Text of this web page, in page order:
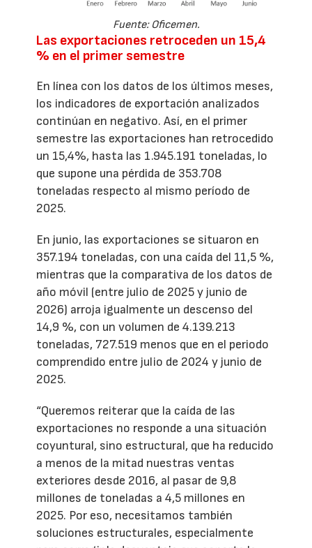
Fuente: Oficemen.
Las exportaciones retroceden un 15,4
% en el primer semestre
En línea con los datos de los últimos meses,
los indicadores de exportación analizados
continúan en negativo. Así, en el primer
semestre las exportaciones han retrocedido
un 15,4%, hasta las 1.945.191 toneladas, lo
que supone una pérdida de 353.708
toneladas respecto al mismo período de
2025.
En junio, las exportaciones se situaron en
357.194 toneladas, con una caída del 11,5 %,
mientras que la comparativa de los datos de
año móvil (entre julio de 2025 y junio de
2026) arroja igualmente un descenso del
14,9 %, con un volumen de 4.139.213
toneladas, 727.519 menos que en el periodo
comprendido entre julio de 2024 y junio de
2025.
“Queremos reiterar que la caída de las
exportaciones no responde a una situación
coyuntural, sino estructural, que ha reducido
a menos de la mitad nuestras ventas
exteriores desde 2016, al pasar de 9,8
millones de toneladas a 4,5 millones en
2025. Por eso, necesitamos también
soluciones estructurales, especialmente